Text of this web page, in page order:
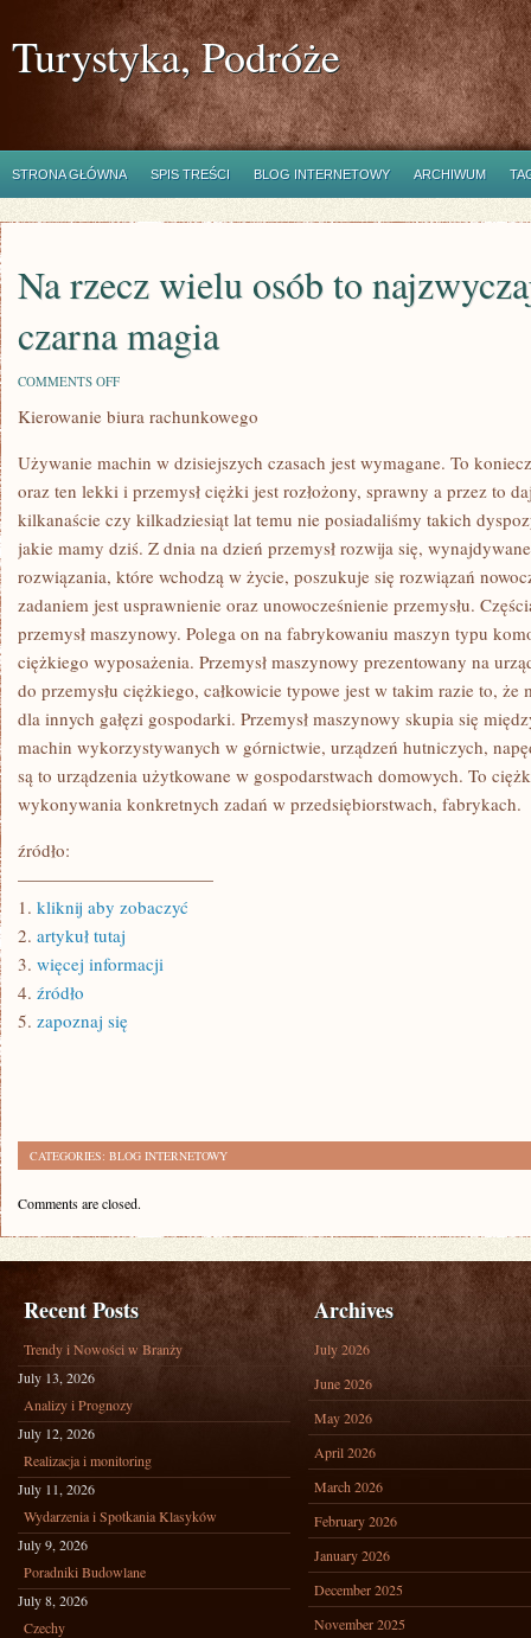
Turystyka, Podróże
STRONA GŁÓWNA SPIS TREŚCI BLOG INTERNETOWY ARCHIWUM
Na rzecz wielu osób to
czarna magia
COMMENTS OFFON
RZECZ
TO
NAJZWYCZAJNIEJ
ŚWIECIE
CZARNA
MAGIA
Kierowanie biura rachunkowego
Używanie machin w dzisiejszych czasach jest wymagane. To
oraz ten lekki i przemysł ciężki jest rozłożony, sprawny a przez to
kilkanaście czy kilkadziesiąt lat temu nie posiadaliśmy takich
jakie mamy dziś. Z dnia na dzień przemysł rozwija się,
rozwiązania, które wchodzą w życie, poszukuje się rozwiązań
zadaniem jest usprawnienie oraz unowocześnienie przemysłu.
przemysł maszynowy. Polega on na fabrykowaniu maszyn typu
ciężkiego wyposażenia. Przemysł maszynowy prezentowany na
do przemysłu ciężkiego, całkowicie typowe jest w takim razie to, że
dla innych gałęzi gospodarki. Przemysł maszynowy skupia się
machin wykorzystywanych w górnictwie, urządzeń hutniczych,
są to urządzenia użytkowane w gospodarstwach domowych. To
wykonywania konkretnych zadań w przedsiębiorstwach, fabrykach.
źródło:
———————————
1. kliknij aby zobaczyć
2. artykuł tutaj
3. więcej informacji
4. źródło
5. zapoznaj się
CATEGORIES: BLOG INTERNETOWY
Comments are closed.
Recent Posts
Trendy i Nowości w Branży
July 13, 2026
Analizy i Prognozy
July 12, 2026
Realizacja i monitoring
July 11, 2026
Wydarzenia i Spotkania Klasyków
July 9, 2026
Poradniki Budowlane
July 8, 2026
Czechy
Archives
July 2026
June 2026
May 2026
April 2026
March 2026
February 2026
January 2026
December 2025
November 2025